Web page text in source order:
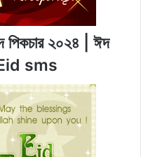
২০২৪ | ঈদ
Eid sms